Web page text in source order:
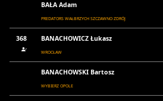
BAŁA Adam
PREDATORS WAŁBRZYCH SZCZAWNO ZDRÓJ
368 BANACHOWICZ Łukasz
WROCŁAW
BANACHOWSKI Bartosz
WYBIERZ OPOLE